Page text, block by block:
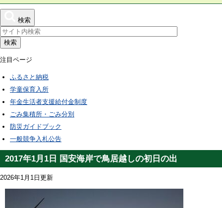
検索
検索
注目ページ
ふるさと納税
学童保育入所
年金生活者支援給付金制度
ごみ集積所・ごみ分別
防災ガイドブック
一般競争入札公告
2017年1月1日 国安海岸で鳥居越しの初日の出
2026年1月1日更新